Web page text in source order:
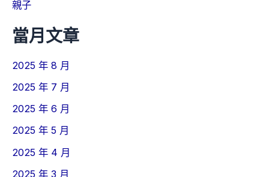
親子
當月文章
2025 年 8 月
2025 年 7 月
2025 年 6 月
2025 年 5 月
2025 年 4 月
2025 年 3 月